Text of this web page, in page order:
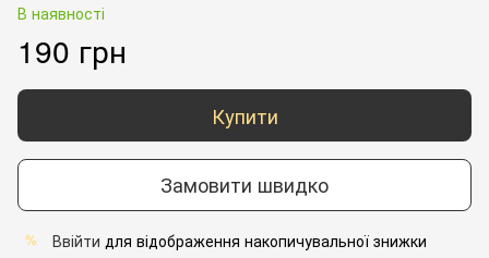
В наявності
190 грн
Купити
Замовити швидко
% Ввійти для відображення накопичувальної знижки